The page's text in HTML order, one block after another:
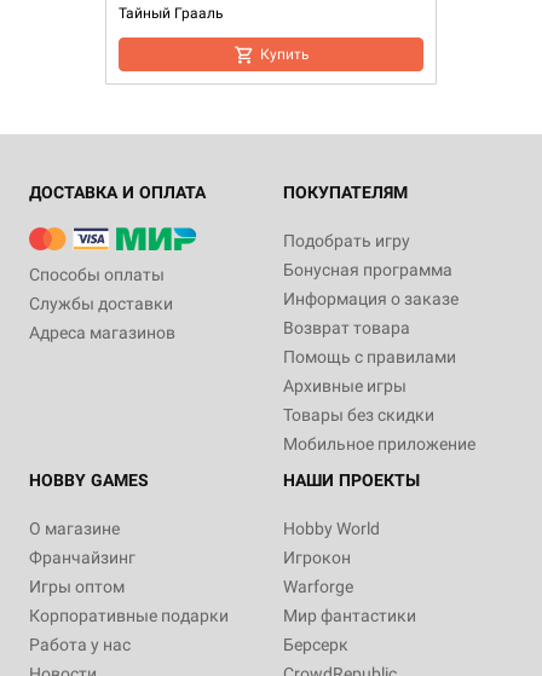
Тайный Грааль
Купить
ДОСТАВКА И ОПЛАТА
Способы оплаты
Службы доставки
Адреса магазинов
ПОКУПАТЕЛЯМ
Подобрать игру
Бонусная программа
Информация о заказе
Возврат товара
Помощь с правилами
Архивные игры
Товары без скидки
Мобильное приложение
HOBBY GAMES
О магазине
Франчайзинг
Игры оптом
Корпоративные подарки
Работа у нас
НАШИ ПРОЕКТЫ
Hobby World
Игрокон
Warforge
Мир фантастики
Берсерк